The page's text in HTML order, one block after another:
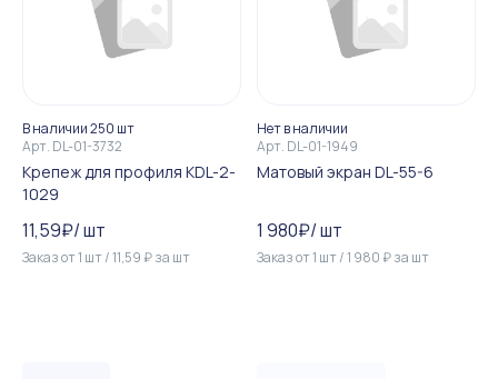
В наличии 250 шт
Арт. DL-01-3732
Крепеж для профиля KDL-2-
1029
11,59₽/шт
Заказ от1 шт/11,59 ₽за шт
Нет в наличии
Арт. DL-01-1949
Матовый экран DL-55-6
1 980₽/шт
Заказ от1 шт/1 980 ₽за шт